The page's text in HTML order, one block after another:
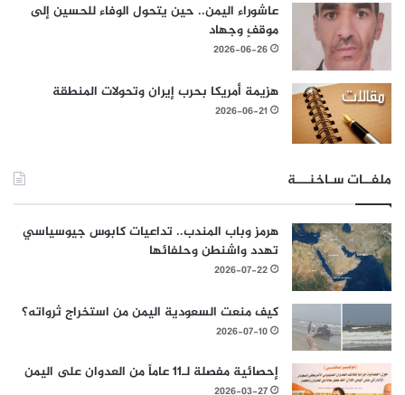
عاشوراء اليمن.. حين يتحول الوفاء للحسين إلى
موقفٍ وجهاد
2026-06-26
هزيمة أمريكا بحرب إيران وتحولات المنطقة
2026-06-21
ملفــات سـاخنـــة
هرمز وباب المندب.. تداعيات كابوس جيوسياسي
تهدد واشنطن وحلفائها
2026-07-22
كيف منعت السعودية اليمن من استخراج ثرواته؟
2026-07-10
إحصائية مفصلة لـ11 عاماً من العدوان على اليمن